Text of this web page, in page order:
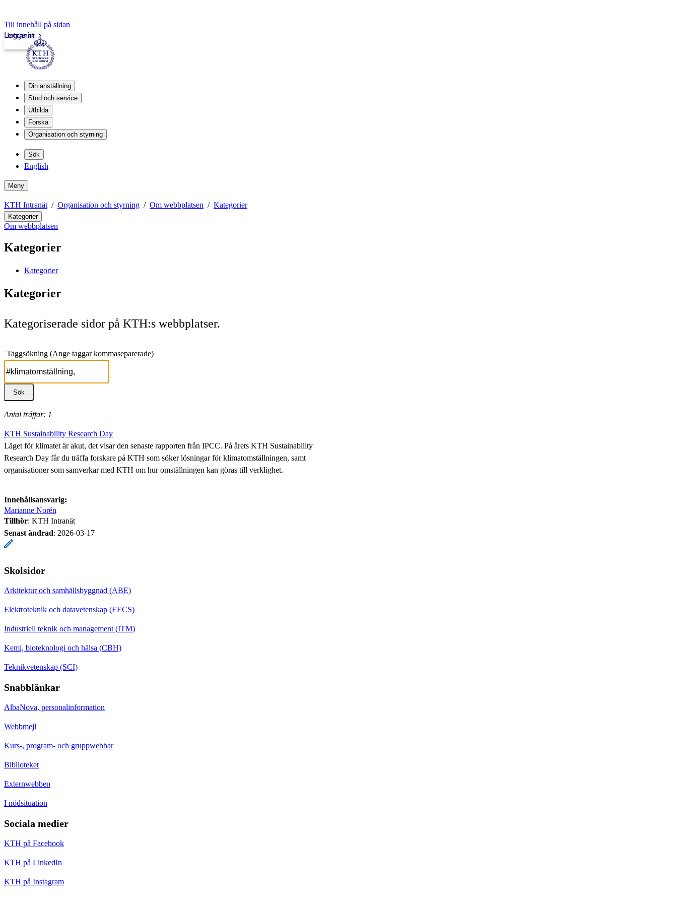
Till innehåll på sidan
Intranät
Logga in
Din anställning
Stöd och service
Utbilda
Forska
Organisation och styrning
Sök
English
Meny
KTH Intranät Organisation och styrning Om webbplatsen Kategorier
Kategorier
Om webbplatsen
Kategorier
Kategorier
Kategorier
Kategoriserade sidor på KTH:s webbplatser.
Taggsökning (Ange taggar kommaseparerade)
Antal träffar: 1
KTH Sustainability Research Day
Läget för klimatet är akut, det visar den senaste rapporten från IPCC. På årets KTH Sustainability
Research Day får du träffa forskare på KTH som söker lösningar för klimatomställningen, samt
organisationer som samverkar med KTH om hur omställningen kan göras till verklighet.
Innehållsansvarig:
Marianne Norén
Tillhör: KTH Intranät
Senast ändrad: 2026-03-17
Skolsidor
Arkitektur och samhällsbyggnad (ABE)
Elektroteknik och datavetenskap (EECS)
Industriell teknik och management (ITM)
Kemi, bioteknologi och hälsa (CBH)
Teknikvetenskap (SCI)
Snabblänkar
AlbaNova, personalinformation
Webbmejl
Kurs-, program- och gruppwebbar
Biblioteket
Externwebben
I nödsituation
Sociala medier
KTH på Facebook
KTH på LinkedIn
KTH på Instagram